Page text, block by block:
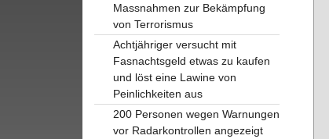
Massnahmen zur Bekämpfung
von Terrorismus
Achtjähriger versucht mit
Fasnachtsgeld etwas zu kaufen
und löst eine Lawine von
Peinlichkeiten aus
200 Personen wegen Warnungen
vor Radarkontrollen angezeigt